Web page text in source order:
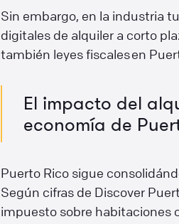
Sin embargo, en la industria
digitales de alquiler a corto
también leyes fiscales en
El impacto del
economía de
Puerto Rico sigue
Según cifras de Discover
impuesto sobre habitaciones